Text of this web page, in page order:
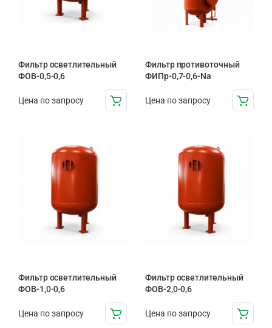
Фильтр осветлительный
ФОВ-0,5-0,6
Цена по запросу
Фильтр противоточный
ФИПр-0,7-0,6-Na
Цена по запросу
Фильтр осветлительный
ФОВ-1,0-0,6
Цена по запросу
Фильтр осветлительный
ФОВ-2,0-0,6
Цена по запросу